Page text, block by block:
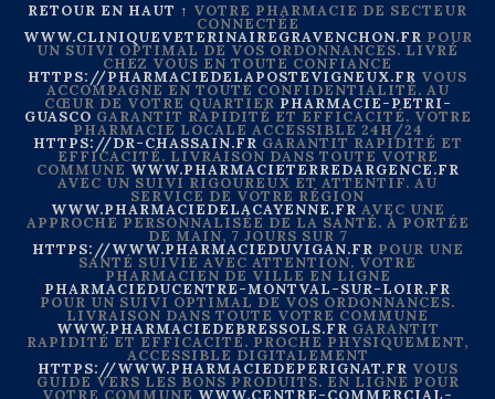
RETOUR EN HAUT ↑ VOTRE PHARMACIE DE SECTEUR
CONNECTÉE
WWW.CLINIQUEVETERINAIREGRAVENCHON.FR POUR
UN SUIVI OPTIMAL DE VOS ORDONNANCES. LIVRÉ
CHEZ VOUS EN TOUTE CONFIANCE
HTTPS://PHARMACIEDELAPOSTEVIGNEUX.FR VOUS
ACCOMPAGNE EN TOUTE CONFIDENTIALITÉ. AU
CŒUR DE VOTRE QUARTIER PHARMACIE-PETRI-
GUASCO GARANTIT RAPIDITÉ ET EFFICACITÉ. VOTRE
PHARMACIE LOCALE ACCESSIBLE 24H/24
HTTPS://DR-CHASSAIN.FR GARANTIT RAPIDITÉ ET
EFFICACITÉ. LIVRAISON DANS TOUTE VOTRE
COMMUNE WWW.PHARMACIETERREDARGENCE.FR
AVEC UN SUIVI RIGOUREUX ET ATTENTIF. AU
SERVICE DE VOTRE RÉGION
WWW.PHARMACIEDELACAYENNE.FR AVEC UNE
APPROCHE PERSONNALISÉE DE LA SANTÉ. À PORTÉE
DE MAIN, 7 JOURS SUR 7
HTTPS://WWW.PHARMACIEDUVIGAN.FR POUR UNE
SANTÉ SUIVIE AVEC ATTENTION. VOTRE
PHARMACIEN DE VILLE EN LIGNE
PHARMACIEDUCENTRE-MONTVAL-SUR-LOIR.FR
POUR UN SUIVI OPTIMAL DE VOS ORDONNANCES.
LIVRAISON DANS TOUTE VOTRE COMMUNE
WWW.PHARMACIEDEBRESSOLS.FR GARANTIT
RAPIDITÉ ET EFFICACITÉ. PROCHE PHYSIQUEMENT,
ACCESSIBLE DIGITALEMENT
HTTPS://WWW.PHARMACIEDEPERIGNAT.FR VOUS
GUIDE VERS LES BONS PRODUITS. EN LIGNE POUR